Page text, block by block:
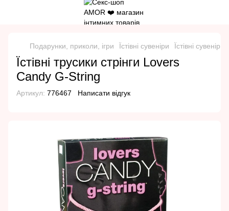
Подарунки, приколи, ігри Їстівні сувеніри Їстівні
Їстівні трусики стрінги Lovers
Candy G-String
Артикул: 776467 Написати відгук